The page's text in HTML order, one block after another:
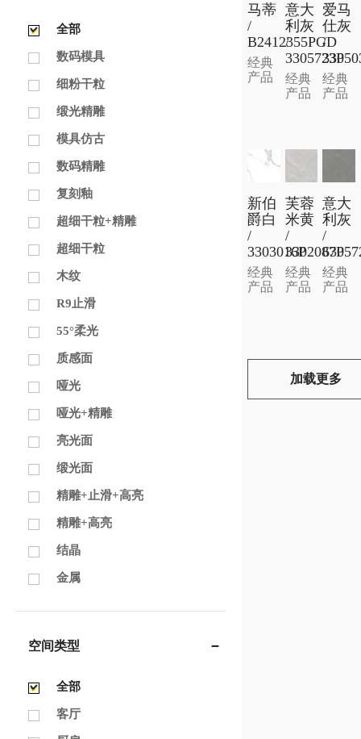
全部
数码模具
细粉干粒
缎光精雕
模具仿古
数码精雕
复刻釉
超细干粒+精雕
超细干粒
木纹
R9止滑
55°柔光
质感面
哑光
哑光+精雕
亮光面
缎光面
精雕+止滑+高亮
精雕+高亮
结晶
金属
空间类型
全部
客厅
马蒂
/
B2412355PGD
经典
产品
意大
利灰
/
3305723P
经典
产品
爱马
仕灰
/
经典
产品
新伯
爵白
/
3303016P
经典
产品
芙蓉
米黄
/
3302087P
经典
产品
意大
利灰
/
经典
产品
加载更多